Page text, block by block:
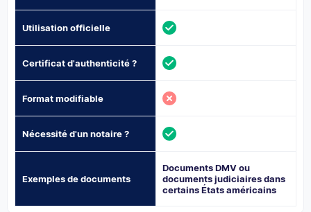
Utilisation officielle
Certificat d'authenticité ?
Format modifiable
Nécessité d'un notaire ?
Exemples de documents
Documents DMV ou
documents judiciaires dans
certains États américains